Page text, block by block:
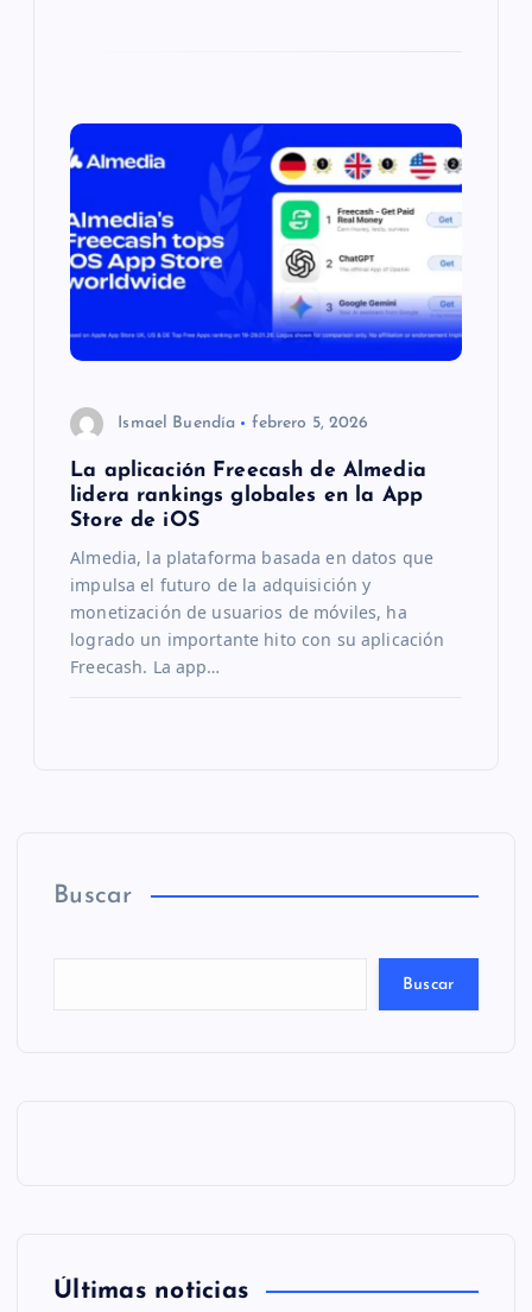
Ismael Buendía febrero 5, 2026
La aplicación Freecash de Almedia
lidera rankings globales en la App
Store de iOS
Almedia, la plataforma basada en datos que
impulsa el futuro de la adquisición y
monetización de usuarios de móviles, ha
logrado un importante hito con su aplicación
Freecash. La app…
Buscar
Buscar
Últimas noticias